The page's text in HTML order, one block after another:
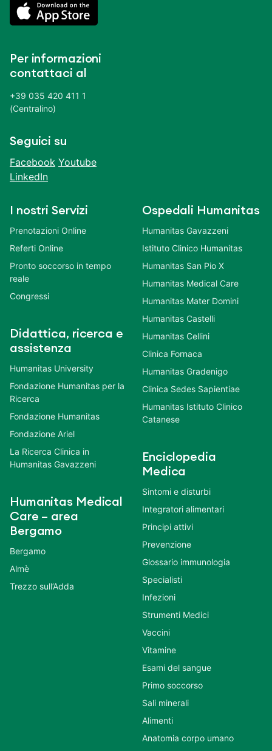
Per informazioni
contattaci al
+39 035 420 411 1
(Centralino)
Seguici su
Facebook Youtube
LinkedIn
I nostri Servizi
Prenotazioni Online
Referti Online
Pronto soccorso in tempo
reale
Congressi
Didattica, ricerca e
assistenza
Humanitas University
Fondazione Humanitas per la
Ricerca
Fondazione Humanitas
Fondazione Ariel
La Ricerca Clinica in
Humanitas Gavazzeni
Humanitas Medical
Care – area
Bergamo
Bergamo
Almè
Trezzo sull’Adda
Ospedali Humanitas
Humanitas Gavazzeni
Istituto Clinico Humanitas
Humanitas San Pio X
Humanitas Medical Care
Humanitas Mater Domini
Humanitas Castelli
Humanitas Cellini
Clinica Fornaca
Humanitas Gradenigo
Clinica Sedes Sapientiae
Humanitas Istituto Clinico
Catanese
Enciclopedia
Medica
Sintomi e disturbi
Integratori alimentari
Principi attivi
Prevenzione
Glossario immunologia
Specialisti
Infezioni
Strumenti Medici
Vaccini
Vitamine
Esami del sangue
Primo soccorso
Sali minerali
Alimenti
Anatomia corpo umano